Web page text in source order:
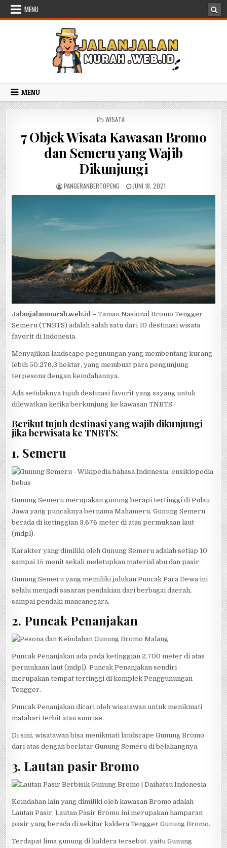
Skip to content
MENU
MENU
POSTED IN
WISATA
7 Objek Wisata Kawasan Bromo
dan Semeru yang Wajib
Dikunjungi
AUTHOR:
PANGERANBERTOPENG PUBLISHED DATE:
JUNI 18, 2021
Jalanjalanmurah.web.id –Taman Nasional Bromo Tengger
Semeru (TNBTS) adalah salah satu dari 10 destinasi wisata
favorit di Indonesia.
Menyajikan landscape pegunungan yang membentang kurang
lebih 50.276,3 hektar, yang membuat para pengunjung
terpesona dengan keindahannya.
Ada setidaknya tujuh destinasi favorit yang sayang untuk
dilewatkan ketika berkunjung ke kawasan TNBTS.
Berikut tujuh destinasi yang wajib dikunjungi
jika berwisata ke TNBTS:
1. Semeru
Gunung Semeru merupakan gunung berapi tertinggi di Pulau
Jawa yang puncaknya bernama Mahameru. Gunung Semeru
berada di ketinggian 3.676 meter di atas permukaan laut
(mdpl).
Karakter yang dimiliki oleh Gunung Semeru adalah setiap 10
sampai 15 menit sekali meletupkan material abu dan pasir.
Gunung Semeru yang memiliki julukan Puncak Para Dewa ini
selalu menjadi sasaran pendakian dari berbagai daerah,
sampai pendaki mancanegara.
2. Puncak Penanjakan
Puncak Penanjakan ada pada ketinggian 2.700 meter di atas
permukaan laut (mdpl). Puncak Penanjakan sendiri
merupakan tempat tertinggi di komplek Penggunungan
Tengger.
Puncak Penanjakan dicari oleh wisatawan untuk menikmati
matahari terbit atau sunrise.
Di sini, wisatawan bisa menikmati landscape Gunung Bromo
dari atas dengan berlatar Gunung Semeru di belakangnya.
3. Lautan pasir Bromo
Keindahan lain yang dimiliki oleh kawasan Bromo adalah
Lautan Pasir. Lautan Pasir Bromo ini merupakan hamparan
pasir yang berada di sekitar kaldera Tengger Gunung Bromo.
Terdapat lima gunung di kaldera tersebut, yaitu Gunung